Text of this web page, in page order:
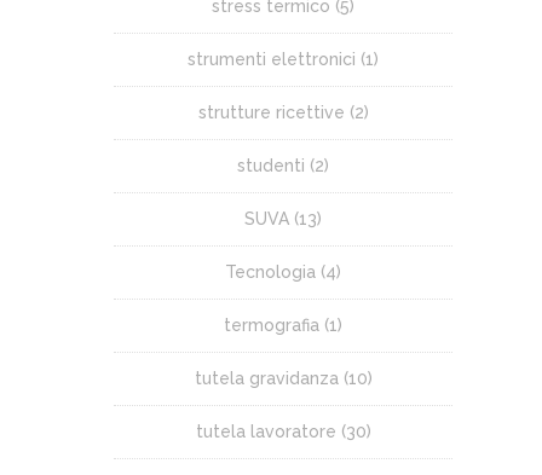
stress termico (5)
strumenti elettronici (1)
strutture ricettive (2)
studenti (2)
SUVA (13)
Tecnologia (4)
termografia (1)
tutela gravidanza (10)
tutela lavoratore (30)